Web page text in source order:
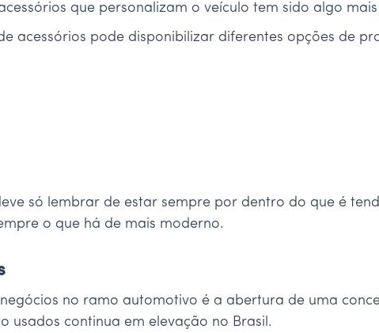
que personalizam o veículo tem sido algo
acessórios pode disponibilizar diferentes opções de
só lembrar de estar sempre por dentro do que é
o que há de mais moderno.
no ramo automotivo é a abertura de uma
usados continua em elevação no Brasil.